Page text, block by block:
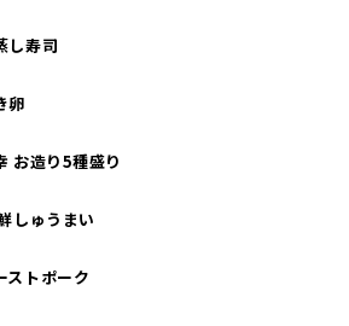
し寿司
卵
お造り5種盛り
しゅうまい
ストポーク